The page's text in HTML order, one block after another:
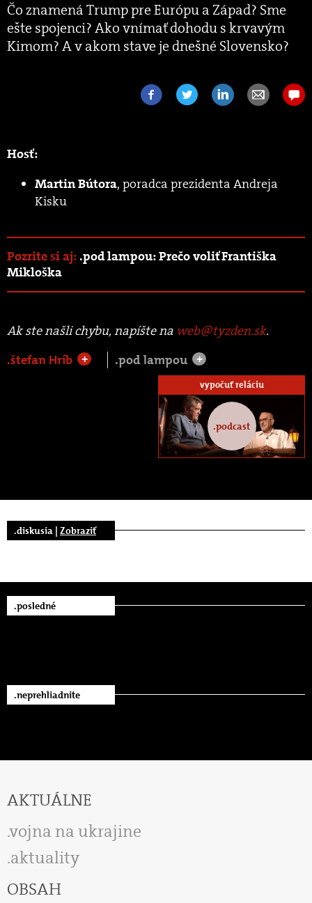
Čo znamená Trump pre Európu a Západ? Sme
ešte spojenci? Ako vnímať dohodu s krvavým
Kimom? A v akom stave je dnešné Slovensko?
Hosť:
Martin Bútora, poradca prezidenta Andreja
Kisku
Pozrite si aj:.pod lampou: Prečo voliť Františka
Mikloška
Ak ste našli chybu, napíšte na web@tyzden.sk.
.štefan Hríb
+ .pod lampou +
vypočuť reláciu
.podcast
.diskusia | Zobraziť
.posledné
.neprehliadnite
AKTUÁLNE
vojna na ukrajine
aktuality
OBSAH